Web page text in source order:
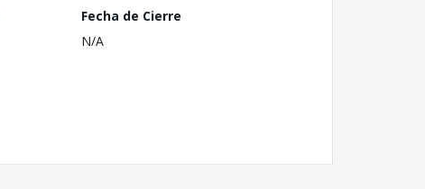
Fecha de Cierre
N/A